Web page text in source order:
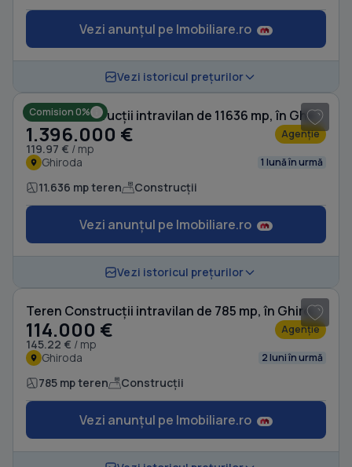
Vezi anunțul pe Imobiliare.ro
Vezi istoricul prețurilor
Comision 0% Teren Construcții intravilan de 11636 mp, în Ghiroda
1.396.000 €
119.97 € / mp
Agenție
Ghiroda 1 lună în urmă
11.636 mp teren Construcții
Vezi anunțul pe Imobiliare.ro
Vezi istoricul prețurilor
Teren Construcții intravilan de 785 mp, în Ghiroda
114.000 €
145.22 € / mp
Agenție
Ghiroda 2 luni în urmă
785 mp teren Construcții
Vezi anunțul pe Imobiliare.ro